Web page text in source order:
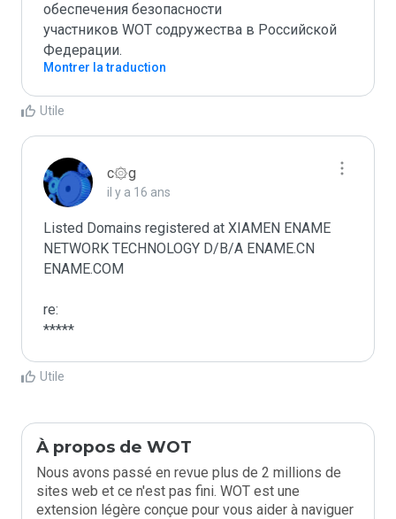
обеспечения безопасности
участников WOT содружества в Российской
Федерации.
Montrer la traduction
Utile
c۞g
il y a 16 ans
Listed Domains registered at XIAMEN ENAME
NETWORK TECHNOLOGY D/B/A ENAME.CN
ENAME.COM
re:
*****
Utile
À propos de WOT
Nous avons passé en revue plus de 2 millions de
sites web et ce n'est pas fini. WOT est une
extension légère conçue pour vous aider à naviguer